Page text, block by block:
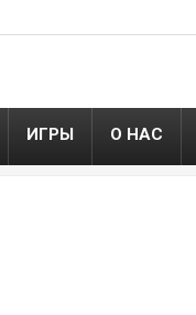
ИГРЫ О НАС